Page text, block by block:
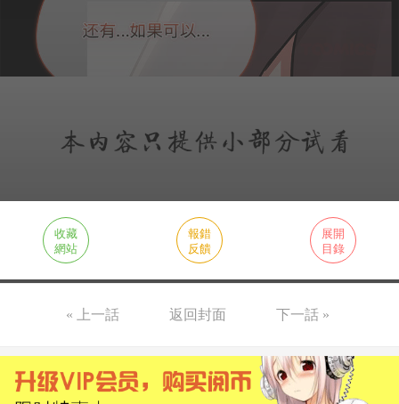
收藏
網站
報錯
反饋
展開
目錄
« 上一話 返回封面 下一話 »